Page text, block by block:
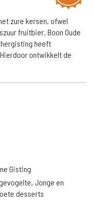
zure kersen, ofwel
fruitbier. Boon Oude
heeft
ontwikkelt de
Gisting
Jonge en
desserts